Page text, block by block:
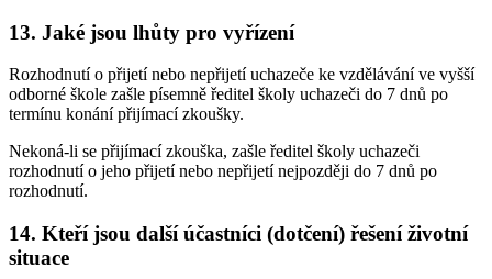
13. Jaké jsou lhůty pro vyřízení
Rozhodnutí o přijetí nebo nepřijetí uchazeče ke vzdělávání ve vyšší
odborné škole zašle písemně ředitel školy uchazeči do 7 dnů po
termínu konání přijímací zkoušky.
Nekoná-li se přijímací zkouška, zašle ředitel školy uchazeči
rozhodnutí o jeho přijetí nebo nepřijetí nejpozději do 7 dnů po
rozhodnutí.
14. Kteří jsou další účastníci (dotčení) řešení životní
situace